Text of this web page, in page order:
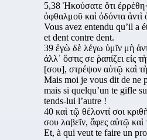
5,38 Ἠκούσατε ὅτι
ὀφθαλμοῦ καὶ ὀδόντα ἀντὶ
Vous avez entendu qu’il a
et dent contre dent.
39 ἐγὼ δὲ λέγω ὑμῖν μὴ
ἀλλ᾽ ὅστις σε ῥαπίζει εἰς
[σου], στρέψον αὐτῷ καὶ
Mais moi je vous dit de ne
mais si quelqu’un te gifle
tends-lui l’autre !
40 καὶ τῷ θέλοντί σοι
σου λαβεῖν, ἄφες αὐτῷ καὶ
Et, à qui veut te faire un